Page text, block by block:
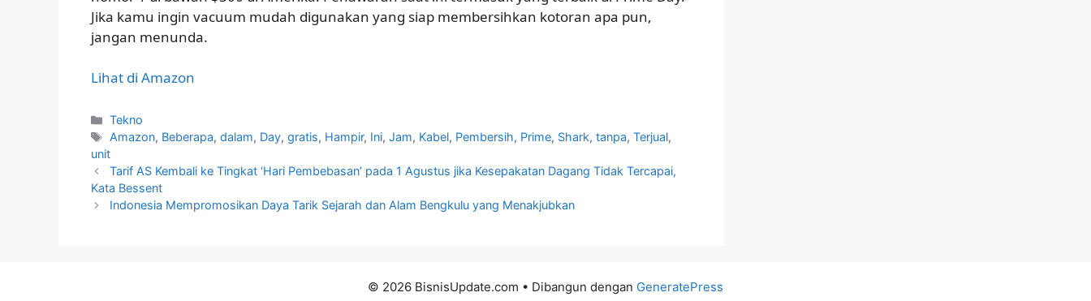
Jika kamu ingin vacuum mudah digunakan yang siap membersihkan kotoran apa pun,
jangan menunda.
Lihat di Amazon
Kategori
Tekno
Tag
Amazon, Beberapa,dalam, Day,gratis, Hampir, Ini,Jam, Kabel, Pembersih, Prime, Shark,tanpa,Terjual,
unit
Tarif AS Kembali ke Tingkat ‘Hari Pembebasan’ pada 1 Agustus jika Kesepakatan Dagang Tidak Tercapai,
Kata Bessent
Indonesia Mempromosikan Daya Tarik Sejarah dan Alam Bengkulu yang Menakjubkan
© 2026 BisnisUpdate.com • Dibangun dengan GeneratePress